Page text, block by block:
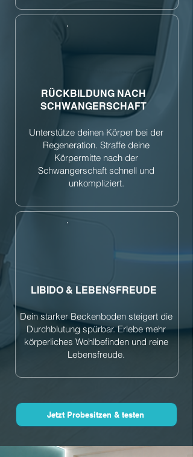
RÜCKBILDUNG NACH
SCHWANGERSCHAFT
Unterstütze deinen Körper bei der
Regeneration. Straffe deine
Körpermitte nach der
Schwangerschaft schnell und
unkompliziert.
LIBIDO & LEBENSFREUDE
Dein starker Beckenboden steigert die
Durchblutung spürbar. Erlebe mehr
körperliches Wohlbefinden und reine
Lebensfreude.
Jetzt Probesitzen & testen